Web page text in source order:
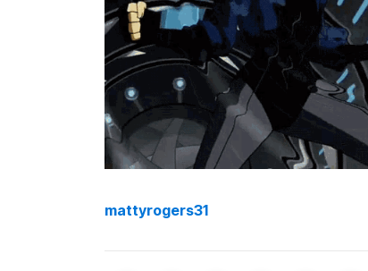
mattyrogers31